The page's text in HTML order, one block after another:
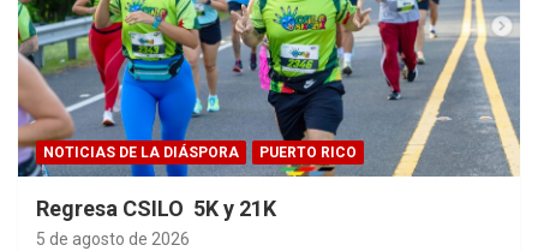
NOTICIAS DE LA DIÁSPORA PUERTO RICO
Regresa CSILO 5K y 21K
5 de agosto de 2026